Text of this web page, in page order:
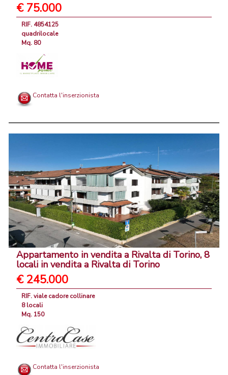
€ 75.000
RIF. 4854125
quadrilocale
Mq. 80
Contatta l'inserzionista
Appartamento in vendita a Rivalta di Torino, 8
locali in vendita a Rivalta di Torino
€ 245.000
RIF. viale cadore collinare
8 locali
Mq. 150
Contatta l'inserzionista